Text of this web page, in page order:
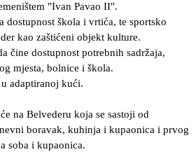
"Ivan Pavao II".
dostupnost škola i vrtića, te sportsko
kao zaštićeni objekt kulture.
čine dostupnost potrebnih sadržaja,
mjesta, bolnice i škola.
adaptiranoj kući.
na Belvederu koja se sastoji od
boravak, kuhinja i kupaonica i prvog
soba i kupaonica.